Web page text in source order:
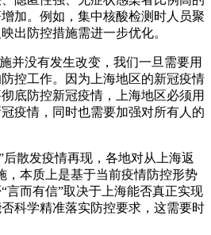
加。例如，集中核酸检测时人员聚
出防控措施需进一步优化。
并没有发生改变，我们一旦需要用
控工作。因为上海地区的新冠疫情
底防控新冠疫情，上海地区必须用
疫情，同时也需要加强对所有人的
后散发疫情再现，各地对从上海返
，本质上是基于当前疫情防控形势
言而有信”取决于上海能否真正实现
科学精准落实防控要求，这需要时